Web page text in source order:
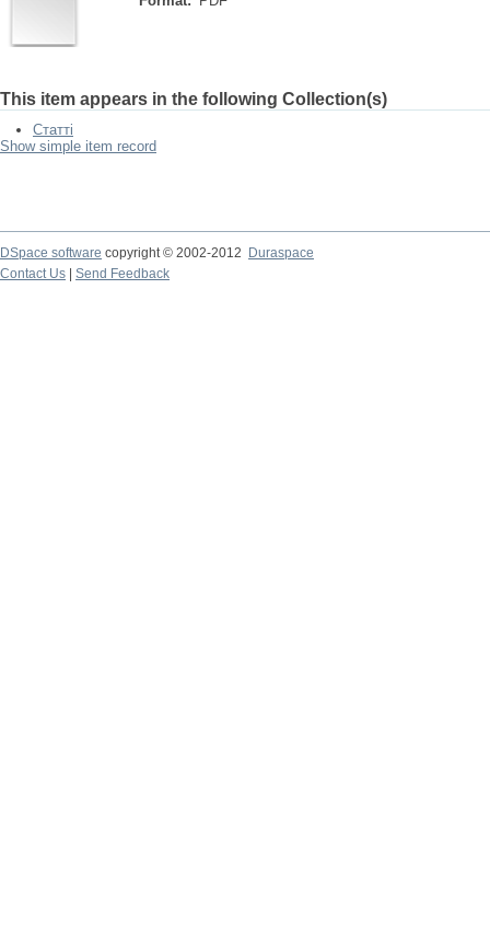
This item appears in the following Collection(s)
Статті
Show simple item record
DSpace software copyright © 2002-2012
Duraspace
Contact Us
Send Feedback